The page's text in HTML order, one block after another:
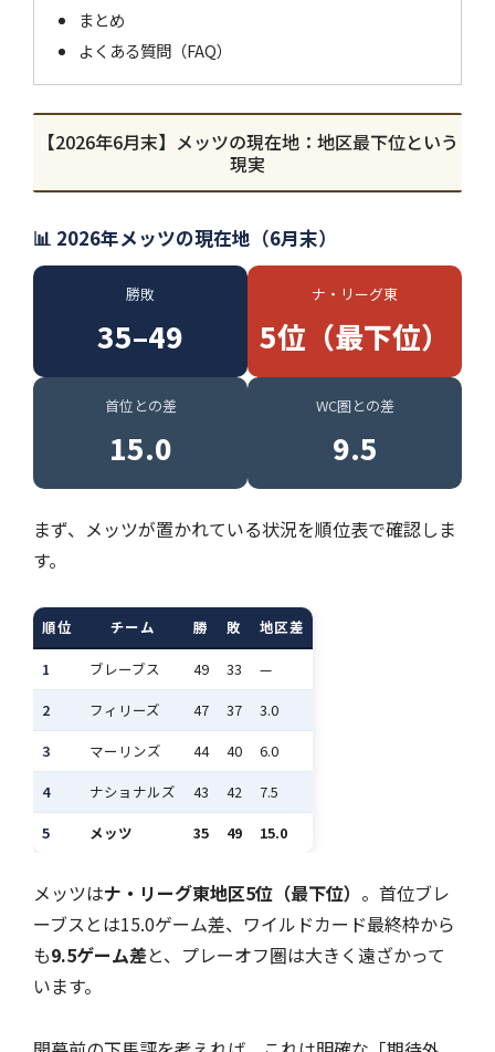
まとめ
よくある質問（FAQ）
【2026年6月末】メッツの現在地：地区最下位という
現実
📊 2026年メッツの現在地（6月末）
勝敗
35–49
ナ・リーグ東
5位（最下位）
首位との差
15.0
WC圏との差
9.5
まず、メッツが置かれている状況を順位表で確認しま
す。
順位 チーム 勝 敗
地区差
1
ブレーブス 49 33
—
2
フィリーズ 47 37
3.0
3
マーリンズ 44 40
6.0
4
ナショナルズ 43 42
7.5
5
メッツ 35 49 15.0
メッツはナ・リーグ東地区5位（最下位） 。首位ブレ
ーブスとは15.0ゲーム差、ワイルドカード最終枠から
も9.5ゲーム差と、プレーオフ圏は大きく遠ざかって
います。